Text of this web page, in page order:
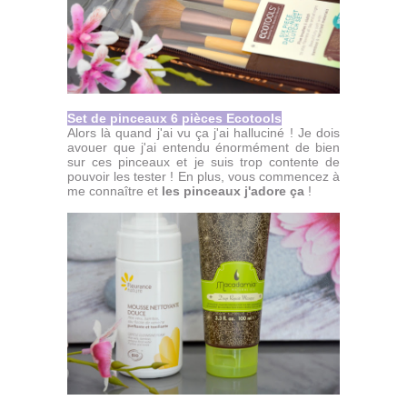
Set de pinceaux 6 pièces Ecotools
Alors là quand j'ai vu ça j'ai halluciné ! Je dois
avouer que j'ai entendu énormément de bien
sur ces pinceaux et je suis trop contente de
pouvoir les tester ! En plus, vous commencez à
me connaître et les pinceaux j'adore ça !